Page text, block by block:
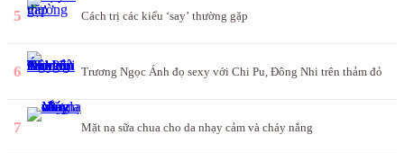
5 Cách trị các kiểu ‘say’ thường gặp
6 Trương Ngọc Ánh đọ sexy với Chi Pu, Đông Nhi trên thảm đỏ
7 Mặt nạ sữa chua cho da nhạy cảm và cháy nắng